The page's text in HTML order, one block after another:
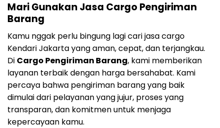
Mari Gunakan Jasa Cargo Pengiriman
Barang
Kamu nggak perlu bingung lagi cari jasa cargo
Kendari Jakarta yang aman, cepat, dan terjangkau.
Di Cargo Pengiriman Barang, kami memberikan
layanan terbaik dengan harga bersahabat. Kami
percaya bahwa pengiriman barang yang baik
dimulai dari pelayanan yang jujur, proses yang
transparan, dan komitmen untuk menjaga
kepercayaan kamu.